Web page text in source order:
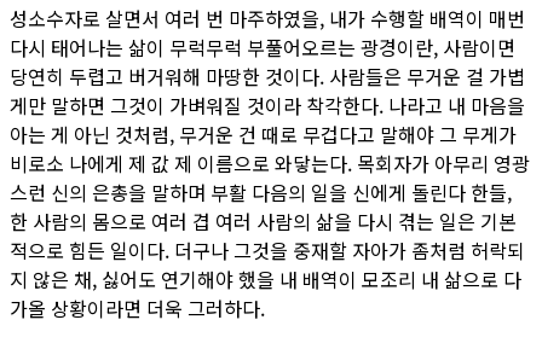
성소수자로 살면서 여러 번 마주하였을, 내가 수행할 배역이 매번
다시 태어나는 삶이 무럭무럭 부풀어오르는 광경이란, 사람이면
당연히 두렵고 버거워해 마땅한 것이다. 사람들은 무거운 걸 가볍
게만 말하면 그것이 가벼워질 것이라 착각한다. 나라고 내 마음을
아는 게 아닌 것처럼, 무거운 건 때로 무겁다고 말해야 그 무게가
비로소 나에게 제 값 제 이름으로 와닿는다. 목회자가 아무리 영광
스런 신의 은총을 말하며 부활 다음의 일을 신에게 돌린다 한들,
한 사람의 몸으로 여러 겹 여러 사람의 삶을 다시 겪는 일은 기본
적으로 힘든 일이다. 더구나 그것을 중재할 자아가 좀처럼 허락되
지 않은 채, 싫어도 연기해야 했을 내 배역이 모조리 내 삶으로 다
가올 상황이라면 더욱 그러하다.